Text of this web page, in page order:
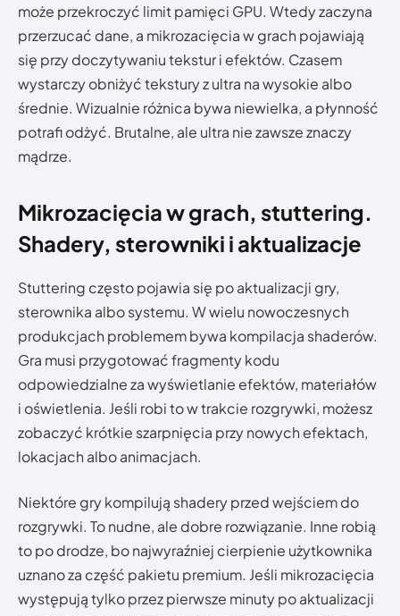
może przekroczyć limit pamięci GPU. Wtedy zaczyna
przerzucać dane, a mikrozacięcia w grach pojawiają
się przy doczytywaniu tekstur i efektów. Czasem
wystarczy obniżyć tekstury z ultra na wysokie albo
średnie. Wizualnie różnica bywa niewielka, a płynność
potrafi odżyć. Brutalne, ale ultra nie zawsze znaczy
mądrze.
Mikrozacięcia w grach, stuttering.
Shadery, sterowniki i aktualizacje
Stuttering często pojawia się po aktualizacji gry,
sterownika albo systemu. W wielu nowoczesnych
produkcjach problemem bywa kompilacja shaderów.
Gra musi przygotować fragmenty kodu
odpowiedzialne za wyświetlanie efektów, materiałów
i oświetlenia. Jeśli robi to w trakcie rozgrywki, możesz
zobaczyć krótkie szarpnięcia przy nowych efektach,
lokacjach albo animacjach.
Niektóre gry kompilują shadery przed wejściem do
rozgrywki. To nudne, ale dobre rozwiązanie. Inne robią
to po drodze, bo najwyraźniej cierpienie użytkownika
uznano za część pakietu premium. Jeśli mikrozacięcia
występują tylko przez pierwsze minuty po aktualizacji